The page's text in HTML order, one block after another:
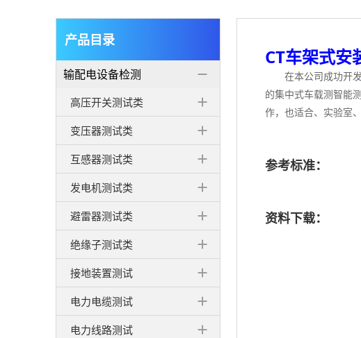
产品目录
输配电设备检测
高压开关测试类
变压器测试类
互感器测试类
发电机测试类
避雷器测试类
绝缘子测试类
接地装置测试
电力电缆测试
电力线路测试
CT车架式安
在本公司成功开
的集中式车载测智能
作，也适合、实验室
参考标准：
资料下载：